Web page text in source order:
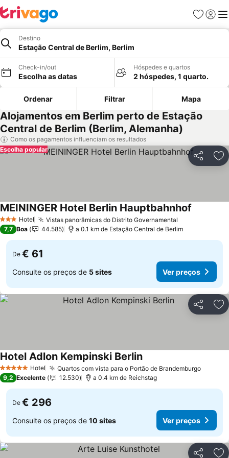
Favoritos
Iniciar
Destino
Estação Central de Berlim, Berlim
Check-in/out
Escolha as datas
Hóspedes e quartos
2 hóspedes, 1 quarto.
Ordenar Filtrar Mapa
Alojamentos em Berlim perto de Estação
Central de Berlim (Berlim, Alemanha)
Como os pagamentos influenciam os resultados
Partilhar
Escolha popular
3 EstrelasHotel Vistas panorâmicas do Distrito Governamental
MEININGER Hotel Berlin Hauptbahnhof
7,7 Boa 44.585 a 0.1 km de Estação Central de Berlim
De € 61
Consulte os preços de 5 sites Ver preços
Partilhar
5 Estrelas Hotel Quartos com vista para o Portão de BrandemburgoVer
Hotel Adlon Kempinski BerlinVer preços
9,2 Excelente 12.530 a 0.4 km de Reichstag
De € 296
Consulte os preços de 10 sites Ver preços